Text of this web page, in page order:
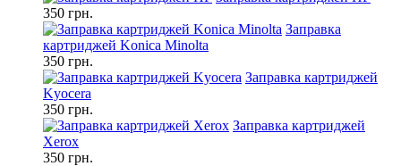
350 грн.
Заправка
картриджей Konica Minolta
350 грн.
Заправка картриджей
Kyocera
350 грн.
Заправка картриджей
Xerox
350 грн.